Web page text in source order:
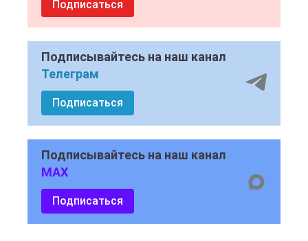
Подписаться
Подписывайтесь на наш канал
Телеграм
Подписаться
Подписывайтесь на наш канал
MAX
Подписаться